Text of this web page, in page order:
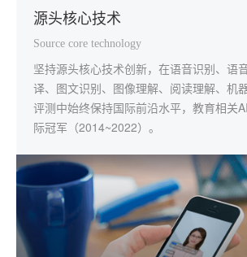
源头核心技术
Source core technology
坚持源头核心技术创新，在语音识别、语
译、图文识别、图像理解、阅读理解、机
评测中始终保持国际前沿水平，教育相关
际冠军（2014~2022）。
一体化解决方案
Integrated solution
应用覆盖学校教学、教师发展、智慧考试
学习等教育主阵地，构建了从国家、省、
校、家庭的智慧教育全场景产品及服务体
规模化深度应用
Scale and deep application
已在全国32个省级行政区应用，与5万余所
区域"因材施教"解决方案落地郑州市金水
区、青岛市西海岸新区、芜湖市弋江区等
（县）。
本地化个性服务
Localize serve
全国范围内，科大讯飞教育服务支持团队
本地化覆盖。用快速、实时、专业的线上
交付，深化应用的"最后一公里"。